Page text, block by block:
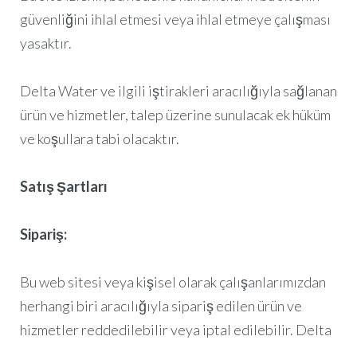
güvenliğini ihlal etmesi veya ihlal etmeye çalışması
yasaktır.
Delta Water ve ilgili iştirakleri aracılığıyla sağlanan
ürün ve hizmetler, talep üzerine sunulacak ek hüküm
ve koşullara tabi olacaktır.
Satış Şartları
Sipariş:
Bu web sitesi veya kişisel olarak çalışanlarımızdan
herhangi biri aracılığıyla sipariş edilen ürün ve
hizmetler reddedilebilir veya iptal edilebilir. Delta